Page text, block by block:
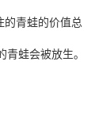
的青蛙的价值总
蛙会被放生。